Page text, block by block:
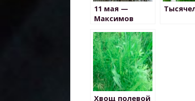
11 мая —
Максимов
Хвощ полевой